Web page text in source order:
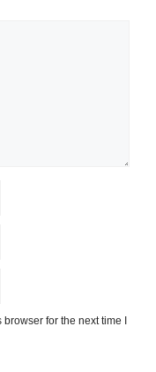
for the next time I